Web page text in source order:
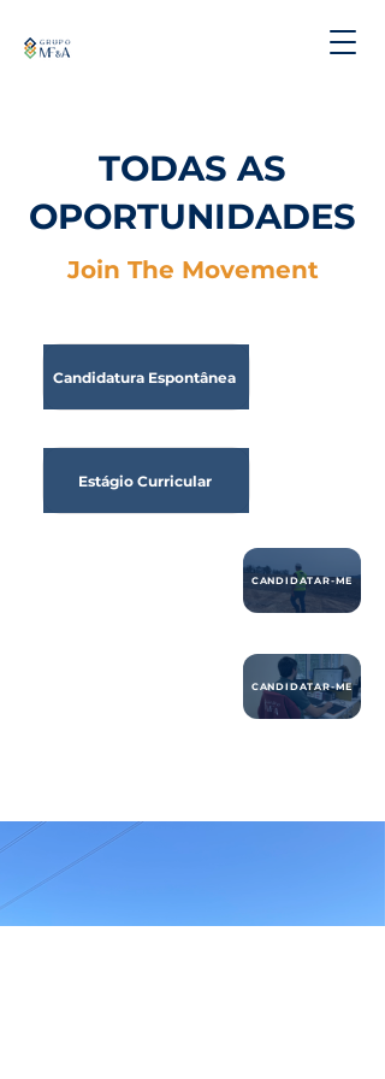
TODAS AS
OPORTUNIDADES
Join The Movement
Candidatura Espontânea
Estágio Curricular
CANDIDATAR-ME
CANDIDATAR-ME